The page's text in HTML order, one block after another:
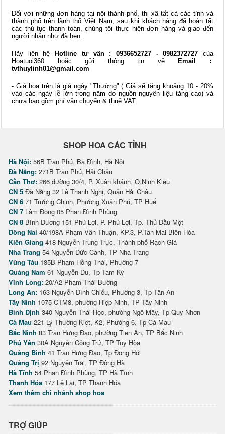
Đối với những đơn hàng tại nội thành phố, thị xã tất cả các tỉnh và
thành phố trên lãnh thổ Việt Nam, sau khi khách hàng đã hoàn tất
các thủ tục thanh toán, chúng tôi thực hiện đơn hàng và giao đến
người nhận như đã hẹn.
Hãy liên hệ Hotline tư vấn : 0936652727 - 0982372727 của
Hoatuoi360 hoặc gửi thông tin về
Email :
tvthuylinh01@gmail.com
- Giá hoa trên là giá ngày "Thường" ( Giá sẽ tăng khoảng 10 - 20%
vào các ngày lễ lớn trong năm do nguồn nguyên liệu tăng cao) và
chưa bao gồm phí vận chuyển & thuế VAT
SHOP HOA CÁC TỈNH
Hà Nội: 56B Trần Phú, Ba Đình, Hà Nội
Đà Nẵng: 271B Trần Phú, Hải Châu
Cần Thơ: 266 đường 30/4, P. Xuân khánh, Q.Ninh Kiều
CN 5 Đà Nẵng 32 Lê Thanh Nghị, Quận Hải Châu
CN 6 71 Trường Chinh, Phường Xuân Phú, TP Huế
CN 7 Lâm Đồng 05 Phan Đình Phùng
CN 8 Bình Dương 151 Phú Lợi, P. Phú Lợi, Tp. Thủ Dầu Một
Đồng Nai 40/198A Phạm Văn Thuận, KP.3, P.Tân Mai Biên Hòa
Kiên Giang 418 Nguyễn Trung Trực, Thành phố Rạch Giá
Nha Trang 54 Nguyễn Đức Cảnh, TP Nha Trang
Vũng Tàu 185B Phạm Hồng Thái, Phường 7
Quảng Nam 61 Nguyễn Du, Tp Tam Kỳ
Vĩnh Long: 20/A2 Phạm Thái Bường
Long An: 163 Nguyễn Đình Chiểu, Phường 3, Tp Tân An
Tây Ninh 1075 CTM8, phường Hiệp Ninh, TP Tây Ninh
Bình Định 340 Nguyễn Thái Học, phường Ngô Mây, Tp Quy Nhơn
Cà Mau 221 Lý Thường Kiệt, K2, Phường 6, Tp Cà Mau
Bắc Ninh 83 Trần Hưng Đạo, phường Tiền An, TP Bắc Ninh
Phú Yên 30A Nguyễn Công Trứ, TP Tuy Hòa
Quảng Bình 41 Trần Hưng Đạo, Tp Đồng Hới
Quảng Trị 92 Nguyễn Trãi, TP Đông Hà
Hà Tĩnh 54 Phan Đình Phùng, TP Hà Tĩnh
Thanh Hóa 177 Lê Lai, TP Thanh Hóa
Xem thêm chi nhánh shop hoa
TRỢ GIÚP